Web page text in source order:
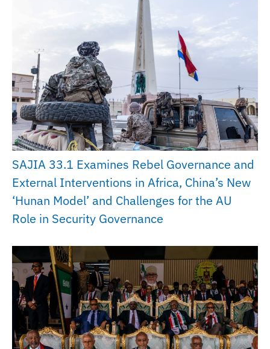
SAJIA 33.1 Examines Rebel Governance and
External Interventions in Africa, China’s New
‘Hunan Model’ and Challenges for the AU
Role in Security Governance